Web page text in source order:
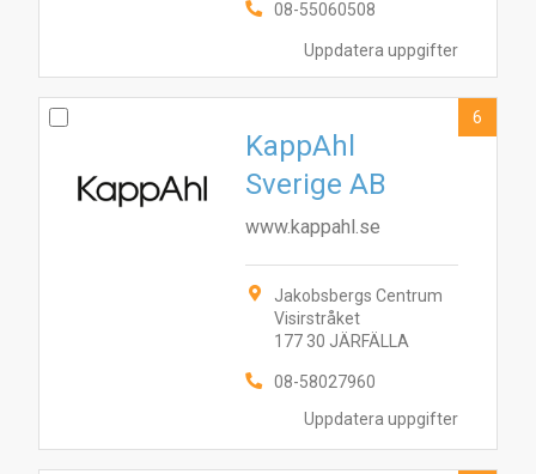
Uppdatera uppgifter
08-55060508
Uppdatera uppgifter
KappAhl
Sverige AB
www.kappahl.se
Jakobsbergs Centrum
Visirstråket
177 30 JÄRFÄLLA
08-58027960
6